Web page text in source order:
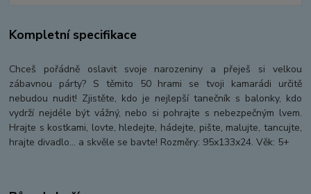
Kompletní specifikace
Chceš pořádně oslavit svoje narozeniny a přeješ si velkou
zábavnou párty? S těmito 50 hrami se tvoji kamarádi určitě
nebudou nudit! Zjistěte, kdo je nejlepší tanečník s balonky, kdo
vydrží nejdéle být vážný, nebo si pohrajte s nebezpečným lvem.
Hrajte s kostkami, lovte, hledejte, hádejte, pište, malujte, tancujte,
hrajte divadlo… a skvěle se bavte! Rozměry: 95x133x24. Věk: 5+